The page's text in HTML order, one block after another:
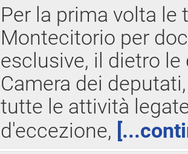
Per la prima volta le
Montecitorio per
esclusive, il dietro
Camera dei
tutte le attività
d'eccezione,